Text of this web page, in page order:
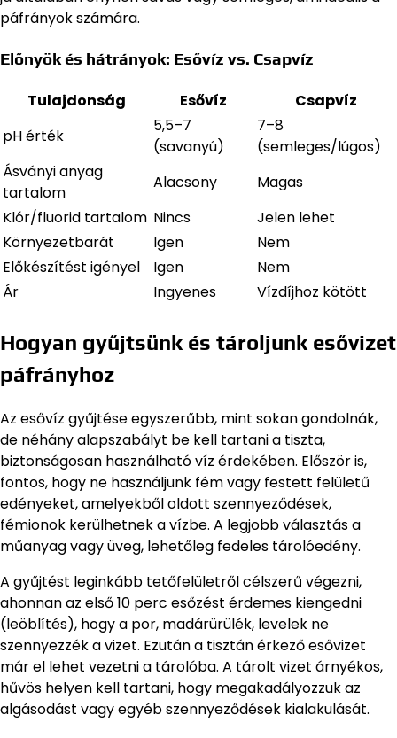
páfrányok számára.
Előnyök és hátrányok: Esővíz vs. Csapvíz
Tulajdonság Esővíz
Csapvíz
pH érték
5,5–7
(savanyú)
7–8
(semleges/lúgos)
Ásványi anyag
tartalom
Alacsony
Magas
Klór/fluorid tartalom Nincs
Jelen lehet
Környezetbarát
Igen
Nem
Előkészítést igényel
Igen
Nem
Ár
Ingyenes Vízdíjhoz kötött
Hogyan gyűjtsünk és tároljunk esővizet
páfrányhoz
Az esővíz gyűjtése egyszerűbb, mint sokan gondolnák,
de néhány alapszabályt be kell tartani a tiszta,
biztonságosan használható víz érdekében. Először is,
fontos, hogy ne használjunk fém vagy festett felületű
edényeket, amelyekből oldott szennyeződések,
fémionok kerülhetnek a vízbe. A legjobb választás a
műanyag vagy üveg, lehetőleg fedeles tárolóedény.
A gyűjtést leginkább tetőfelületről célszerű végezni,
ahonnan az első 10 perc esőzést érdemes kiengedni
(leöblítés), hogy a por, madárürülék, levelek ne
szennyezzék a vizet. Ezután a tisztán érkező esővizet
már el lehet vezetni a tárolóba. A tárolt vizet árnyékos,
hűvös helyen kell tartani, hogy megakadályozzuk az
algásodást vagy egyéb szennyeződések kialakulását.